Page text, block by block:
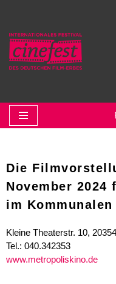
Zum
Inhalt
springen
Die
November 2024
im
Kleine Theaterstr. 10,
Tel.: 040.342353
www.metropoliskino.de